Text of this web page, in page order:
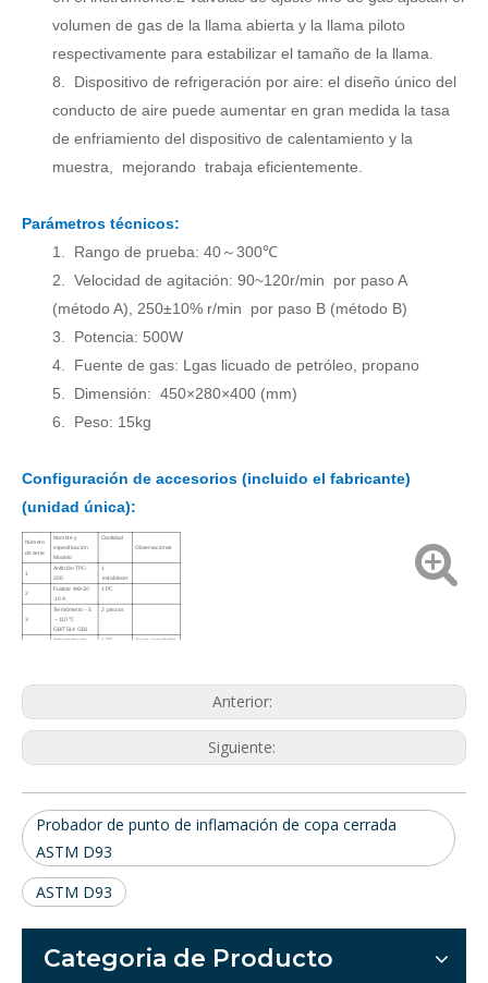
volumen de gas de la llama abierta y la llama piloto
respectivamente para estabilizar el tamaño de la llama.
8. Dispositivo de refrigeración por aire: el diseño único del
conducto de aire puede aumentar en gran medida la tasa
de enfriamiento del dispositivo de calentamiento y la
muestra
mejorando trabaja eficientemente.
Parámetros técnicos:
1. Rango de prueba: 40 ～ 300℃
2. Velocidad de agitación: 90~120r/min por paso A
(método A), 250±10% r/min por paso B (método B)
3. Potencia: 500W
4. Fuente de gas: L gas licuado de petróleo, propano
5. Dimensión: 450×280×400 (mm)
6. Peso: 15kg
Configuración de accesorios (incluido el fabricante)
(unidad única):
Número
de serie
Nombre y
especificación
Modelo
Cantidad
Observaciones
1
AnfitriónTPC-
200
1
establecer
2
Fusible Φ6×30
10 A
1 PC
3
Termómetro－5
～110 ℃
GB/T514 GB1
2piezas
Adaptador de
1 PC Acero inoxidable
Anterior:
Siguiente:
Probador de punto de inflamación de copa cerrada
ASTM D93
ASTM D93
Categoria de Producto